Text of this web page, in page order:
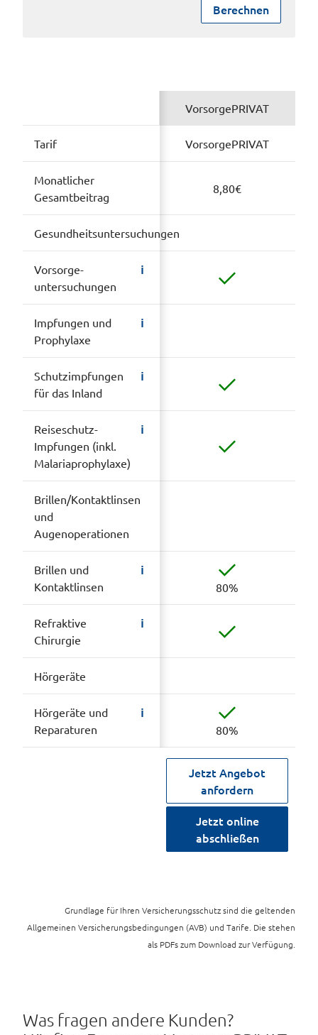
Berechnen
VorsorgePRIVAT
Tarif VorsorgePRIVAT
Monatlicher
Gesamtbeitrag
8,80€
Gesundheitsuntersuchungen
Vorsorge­
untersuchungen
i
Impfungen und
Prophylaxe
i
Schutzimpfungen
für das Inland
i
Reiseschutz-
Impfungen (inkl.
Malariaprophylaxe)
i
Brillen/Kontaktlinsen
und
Augenoperationen
Brillen und
Kontaktlinsen
i
80%
Refraktive
Chirurgie
i
Hörgeräte
Hörgeräte und
Reparaturen
i
80%
Jetzt Angebot
anfordern
Jetzt online
abschließen
Grundlage für Ihren Versicherungsschutz sind die geltenden
Allgemeinen Versicherungsbedingungen (AVB) und Tarife. Die stehen
als PDFs zum Download zur Verfügung.
Was fragen andere Kunden?